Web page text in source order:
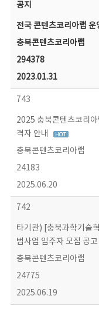
공지
전국 콘텐츠코리아랩 운
충북콘텐츠코리아랩
294378
2023.01.31
743
2025 충북콘텐츠코리
격자 안내
충북콘텐츠코리아랩
24183
2025.06.20
742
타기관) [충북과학기술
범사업 입주자 모집 공고
충북콘텐츠코리아랩
24775
2025.06.19